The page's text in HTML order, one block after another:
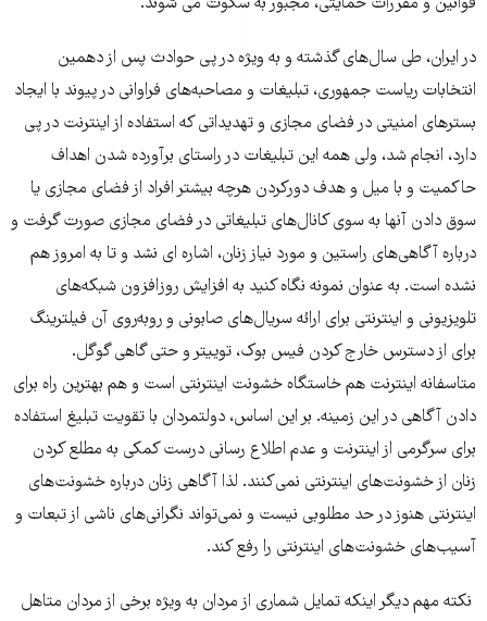
در ایران، طی سال‌های گذشته و به ویژه در پی حوادث پس از دهمین
انتخابات ریاست جمهوری، تبلیغات و مصاحبه‌های فراوانی در پیوند با ایجاد
بسترهای امنیتی در فضای مجازی و تهدیداتی که استفاده از اینترنت در پی
دارد، انجام شد، ولی همه این تبلیغات در راستای برآورده شدن اهداف
حاكمیت و با میل و هدف دوركردن هرچه بیشتر افراد از فضای مجازی یا
سوق دادن آنها به سوی كانال‌های تبلیغاتی در فضای مجازی صورت گرفت و
درباره آگاهی‌های راستین و مورد نیاز زنان، اشاره ای نشد و تا به امروز هم
نشده است. به عنوان نمونه نگاه کنید به افزایش روزافزون شبکه‌های
تلویزیونی و اینترنتی برای ارائه سریال‌های صابونی و روبه‌روی آن فیلترینگ
برای از دسترس خارج کردن فیس بوک، توییتر و حتی گاهی گوگل.
متاسفانه اینترنت هم خاستگاه خشونت اینترنتی است و هم بهترین راه برای
دادن آگاهی در این زمینه. بر این اساس، دولتمردان با تقویت تبلیغ استفاده
برای سرگرمی از اینترنت و عدم اطلاع رسانی درست کمکی به مطلع کردن
زنان از خشونت‌های اینترنتی نمی‌کنند. لذا آگاهی زنان درباره خشونت‌های
اینترنتی هنوز در حد مطلوبی نیست و نمی‌تواند نگرانی‌های ناشی از تبعات و
آسیب‌های خشونت‌های اینترنتی را رفع كند.
نكته مهم دیگر اینكه تمایل شماری از مردان به ویژه برخی از مردان متاهل